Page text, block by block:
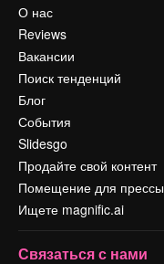
О нас
Reviews
Вакансии
Поиск тенденций
Блог
События
Slidesgo
Продайте свой контент
Помещение для прессы
Ищете magnific.ai
Связаться с нами